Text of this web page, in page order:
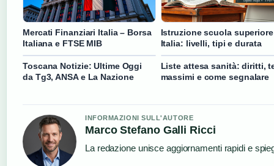
Mercati Finanziari Italia – Borsa
Italiana e FTSE MIB
Istruzione scuola superiore
Italia: livelli, tipi e durata
Toscana Notizie: Ultime Oggi
da Tg3, ANSA e La Nazione
Liste attesa sanità: diritti,
massimi e come segnalare
INFORMAZIONI SULL'AUTORE
Marco Stefano Galli Ricci
La redazione unisce aggiornamenti rapidi e